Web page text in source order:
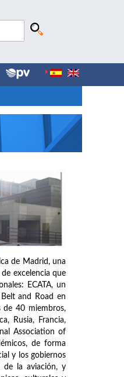
de Madrid, una
excelencia que
ECATA, un
and Road en
de 40 miembros,
Rusia, Francia,
Association of
de forma
y los gobiernos
de la aviación, y